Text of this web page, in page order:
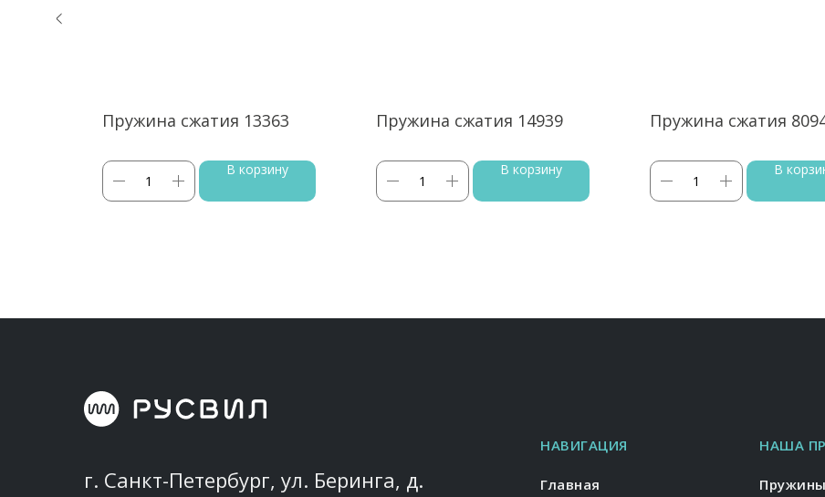
Пружина сжатия 13363
В корзину
Пружина сжатия 14939
В корзину
Пружина сжатия
В
г. Санкт-Петербург, ул. Беринга, д.
Главная
НАВИГАЦИЯ НАША